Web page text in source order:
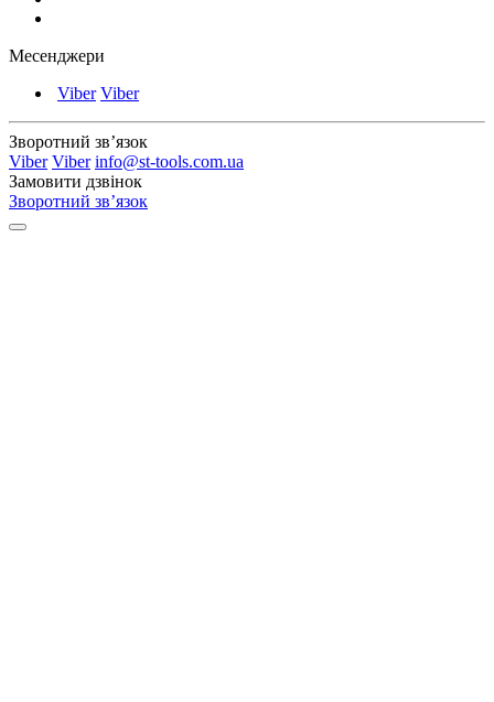
Месенджери
Viber Viber
Зворотний зв’язок
Viber Viber info@st-tools.com.ua
Замовити дзвінок
Зворотний зв’язок